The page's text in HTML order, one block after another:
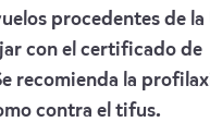
procedentes de la
con el certificado de
recomienda la
contra el tifus.